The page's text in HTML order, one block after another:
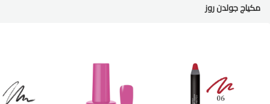
مكياج جولدن روز